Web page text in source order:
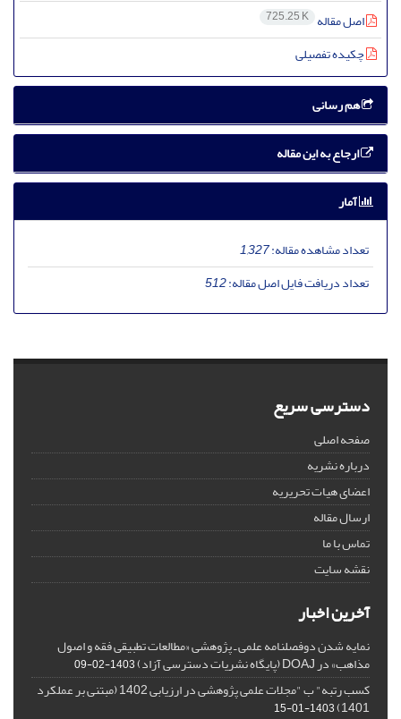
اصل مقاله 725.25 K
چکیده تفصیلی
هم رسانی
ارجاع به این مقاله
آمار
تعداد مشاهده مقاله:1,327
تعداد دریافت فایل اصل مقاله:512
دسترسی سریع
صفحه اصلی
درباره نشریه
اعضای هیات تحریریه
ارسال مقاله
تماس با ما
نقشه سایت
آخرین اخبار
نمایه شدن دوفصلنامه علمی ـ پژوهشی «مطالعات تطبیقی فقه و اصول
مذاهب» در DOAJ (پایگاه نشریات دسترسی آزاد) 1403-02-09
کسب رتبه" ب "مجلات علمی پژوهشی در ارزیابی 1402 (مبتنی بر عملکرد
1401)
1403-01-15